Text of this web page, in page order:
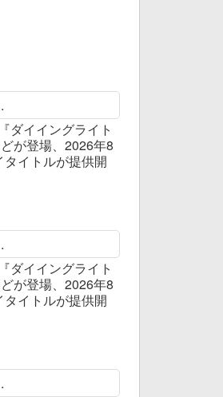
ダイイングライト
が登場、2026年8
イトルが提供開
ダイイングライト
が登場、2026年8
イトルが提供開